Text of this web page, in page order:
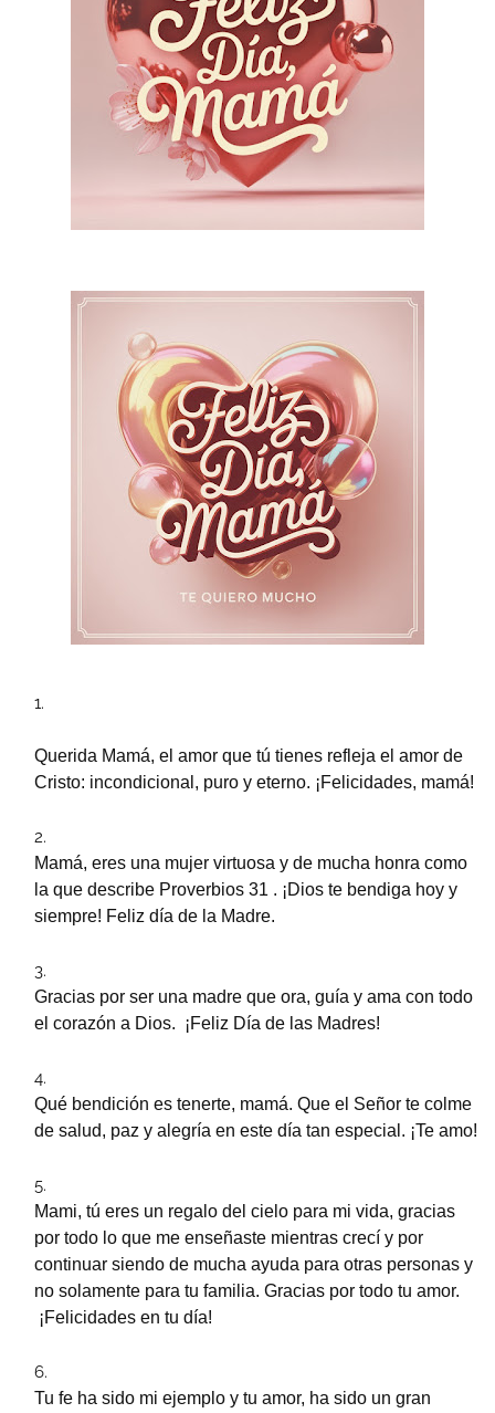
Querida Mamá, el amor que tú tienes refleja el amor de
Cristo: incondicional, puro y eterno. ¡Felicidades, mamá!
Mamá, eres una mujer virtuosa y de mucha honra como
la que describe Proverbios 31 . ¡Dios te bendiga hoy y
siempre! Feliz día de la Madre.
Gracias por ser una madre que ora, guía y ama con todo
el corazón a Dios. ¡Feliz Día de las Madres!
Qué bendición es tenerte, mamá. Que el Señor te colme
de salud, paz y alegría en este día tan especial. ¡Te amo!
Mami, tú eres un regalo del cielo para mi vida, gracias
por todo lo que me enseñaste mientras crecí y por
continuar siendo de mucha ayuda para otras personas y
no solamente para tu familia. Gracias por todo tu amor.
¡Felicidades en tu día!
Tu fe ha sido mi ejemplo y tu amor, ha sido un gran